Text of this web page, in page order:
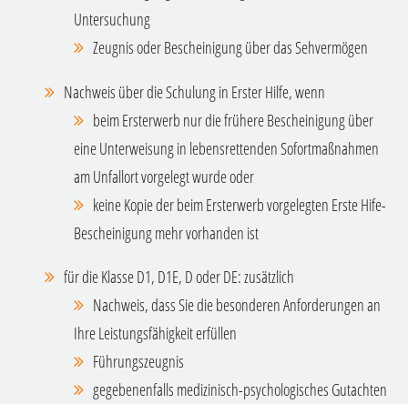
Untersuchung
Zeugnis oder Bescheinigung über das Sehvermögen
Nachweis über die Schulung in Erster Hilfe, wenn
beim Ersterwerb nur die frühere Bescheinigung über
eine Unterweisung in lebensrettenden Sofortmaßnahmen
am Unfallort vorgelegt wurde oder
keine Kopie der beim Ersterwerb vorgelegten Erste Hife-
Bescheinigung mehr vorhanden ist
für die Klasse D1, D1E, D oder DE: zusätzlich
Nachweis, dass Sie die besonderen Anforderungen an
Ihre Leistungsfähigkeit erfüllen
Führungszeugnis
gegebenenfalls medizinisch-psychologisches Gutachten